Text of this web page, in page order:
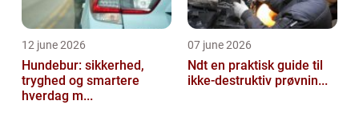
12 june 2026
Hundebur: sikkerhed,
tryghed og smartere
hverdag m...
07 june 2026
Ndt en praktisk guide til
ikke-destruktiv prøvnin...